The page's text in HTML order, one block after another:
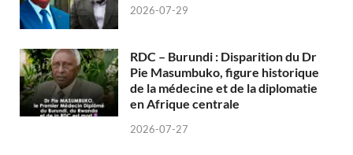
2026-07-29
RDC – Burundi : Disparition du Dr
Pie Masumbuko, figure historique
de la médecine et de la diplomatie
en Afrique centrale
2026-07-27